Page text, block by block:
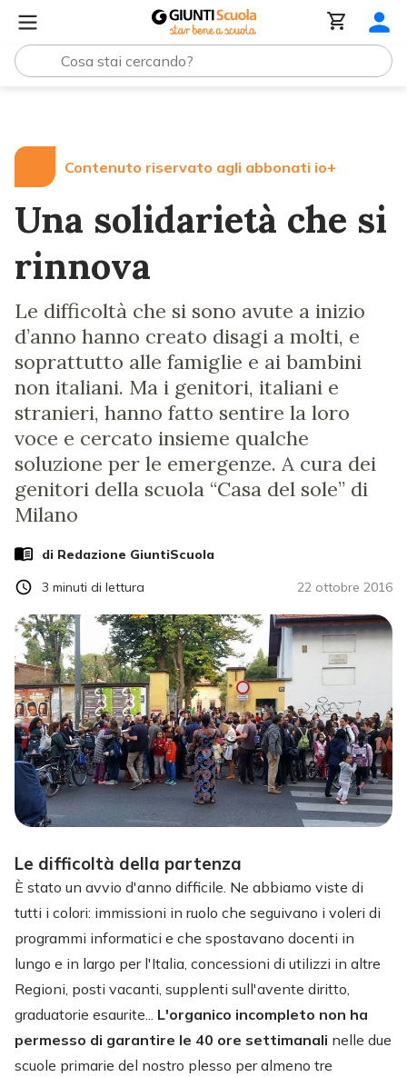
Contenuto riservato agli abbonati io+
Una solidarietà che si
rinnova
Le difficoltà che si sono avute a inizio
d’anno hanno creato disagi a molti, e
soprattutto alle famiglie e ai bambini
non italiani. Ma i genitori, italiani e
stranieri, hanno fatto sentire la loro
voce e cercato insieme qualche
soluzione per le emergenze. A cura dei
genitori della scuola “Casa del sole” di
Milano
di Redazione GiuntiScuola
22 ottobre 2016
3 minuti di lettura
Le difficoltà della partenza
È stato un avvio d'anno difficile. Ne abbiamo viste di
tutti i colori: immissioni in ruolo che seguivano i voleri di
programmi informatici e che spostavano docenti in
lungo e in largo per l'Italia, concessioni di utilizzi in altre
Regioni, posti vacanti, supplenti sull'avente diritto,
graduatorie esaurite... L'organico incompleto non ha
permesso di garantire le 40 ore settimanali nelle due
scuole primarie del nostro plesso per almeno tre